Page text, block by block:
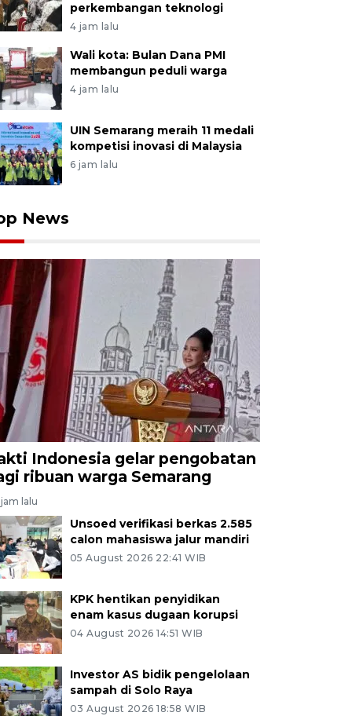
perkembangan teknologi
4 jam lalu
Wali kota: Bulan Dana PMI
membangun peduli warga
4 jam lalu
UIN Semarang meraih 11 medali
kompetisi inovasi di Malaysia
6 jam lalu
News
Indonesia gelar pengobatan
ribuan warga Semarang
lalu
Unsoed verifikasi berkas 2.585
calon mahasiswa jalur mandiri
05 August 2026 22:41 WIB
KPK hentikan penyidikan
enam kasus dugaan korupsi
04 August 2026 14:51 WIB
Investor AS bidik pengelolaan
sampah di Solo Raya
03 August 2026 18:58 WIB